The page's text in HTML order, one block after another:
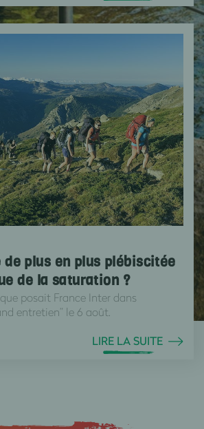
de plus en plus plébiscitée
de la saturation ?
posait France Inter dans
entretien” le 6 août.
LIRE LA SUITE